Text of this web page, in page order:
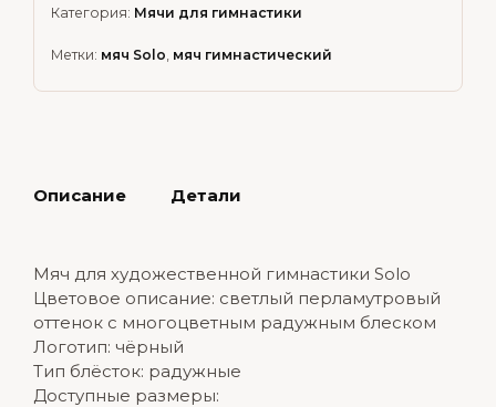
Категория: Мячи для гимнастики
Метки: мяч Solo, мяч гимнастический
Описание Детали
Мяч для художественной гимнастики Solo
Цветовое описание: светлый перламутровый
оттенок с многоцветным радужным блеском
Логотип: чёрный
Тип блёсток: радужные
Доступные размеры: